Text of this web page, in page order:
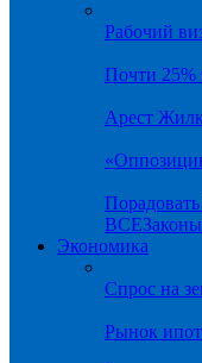
Рабочий
Почти 25%
Арест
ВСЕЗаконы
Экономика
Спрос на
Рынок